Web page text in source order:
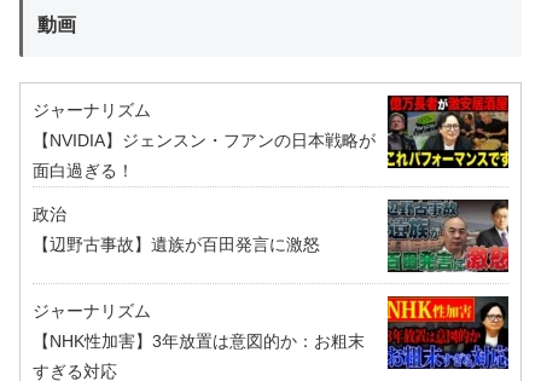
動画
ジャーナリズム
【NVIDIA】ジェンスン・フアンの日本戦略が
面白過ぎる！
政治
【辺野古事故】遺族が百田発言に激怒
ジャーナリズム
【NHK性加害】3年放置は意図的か：お粗末
すぎる対応